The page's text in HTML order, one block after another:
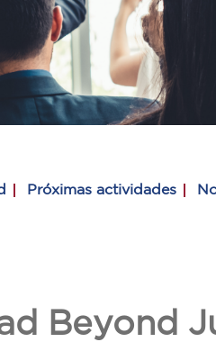
Próximas actividades
Beyond